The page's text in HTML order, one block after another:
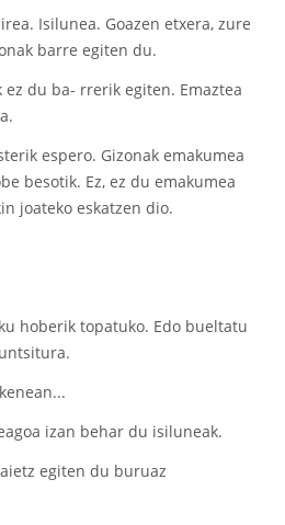
Isilunea. Goazen etxera, zure
barre egiten du.
ez du ba- rrerik egiten. Emaztea
espero. Gizonak emakumea
besotik. Ez, ez du emakumea
joateko eskatzen dio.
hoberik topatuko. Edo bueltatu
izan behar du isiluneak.
egiten du buruaz